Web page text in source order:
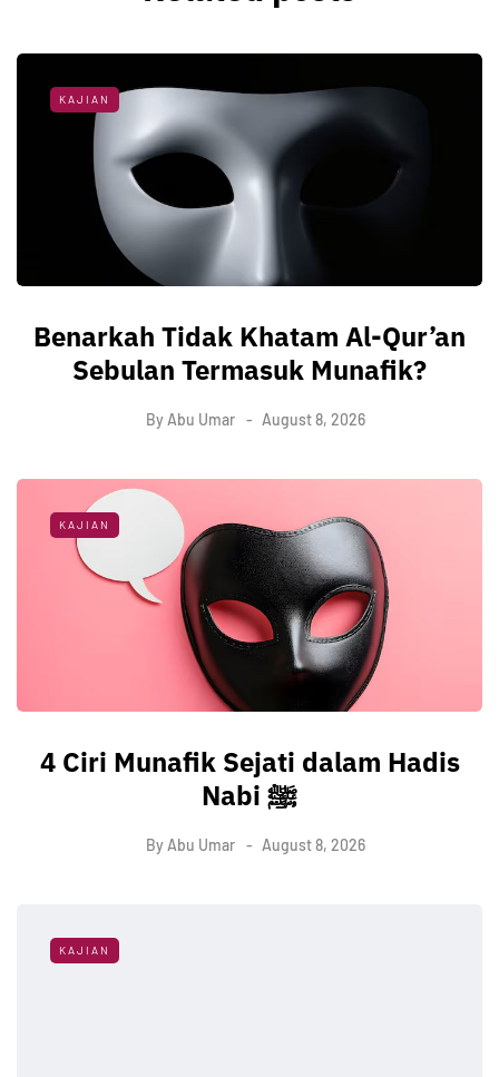
KAJIAN
Benarkah Tidak Khatam Al-Qur’an
Sebulan Termasuk Munafik?
By Abu Umar August 8, 2026
KAJIAN
4 Ciri Munafik Sejati dalam Hadis
Nabi ﷺ
By Abu Umar August 8, 2026
KAJIAN